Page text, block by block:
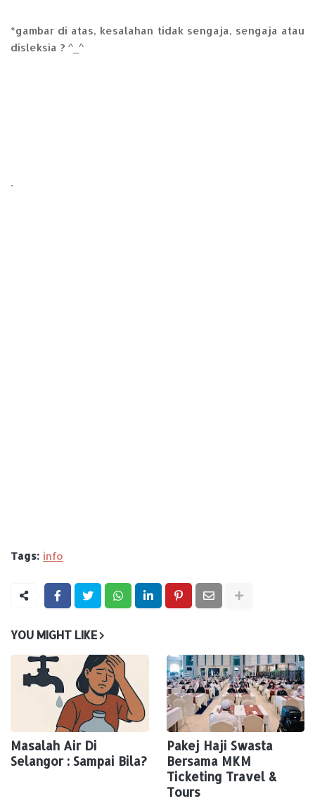
*gambar di atas, kesalahan tidak sengaja, sengaja atau
disleksia ? ^_^
.
Tags: info
YOU MIGHT LIKE
Masalah Air Di
Selangor : Sampai Bila?
Pakej Haji Swasta
Bersama MKM
Ticketing Travel &
Tours